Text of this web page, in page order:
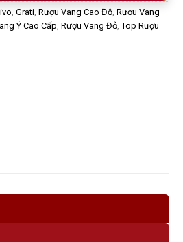
, Grati, Rượu Vang Cao Độ, Rượu Vang
Ý Cao Cấp, Rượu Vang Đỏ, Top Rượu